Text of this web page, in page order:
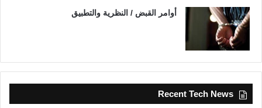
أوامر القبض / النظرية والتطبيق
Recent Tech News